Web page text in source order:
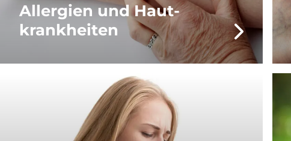
Allergien und Haut­
krankheiten